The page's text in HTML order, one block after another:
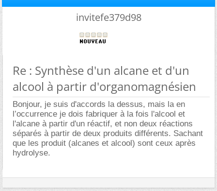
invitefe379d98
Re : Synthèse d'un alcane et d'un
alcool à partir d'organomagnésien
Bonjour, je suis d'accords la dessus, mais la en
l’occurrence je dois fabriquer à la fois l'alcool et
l'alcane à partir d'un réactif, et non deux réactions
séparés à partir de deux produits différents. Sachant
que les produit (alcanes et alcool) sont ceux après
hydrolyse.